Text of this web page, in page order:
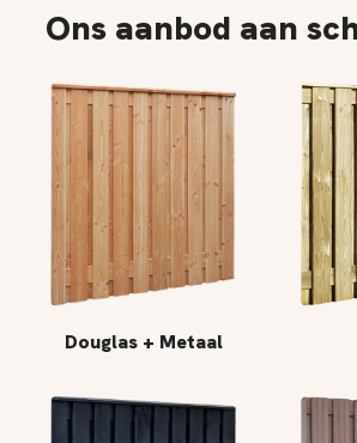
Ons aanbod aan
Douglas + Metaal